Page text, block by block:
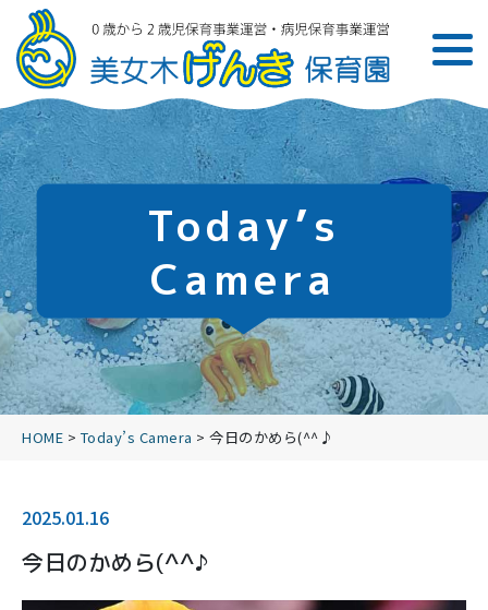
Today’s
Camera
HOME > Today’s Camera > 今日のかめら(^^♪
2025.01.16
今日のかめら(^^♪